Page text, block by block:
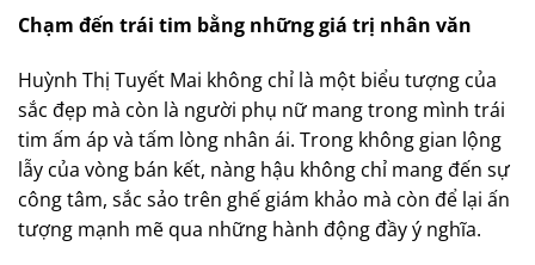
Chạm đến trái tim bằng những giá trị nhân văn
Huỳnh Thị Tuyết Mai không chỉ là một biểu tượng của
sắc đẹp mà còn là người phụ nữ mang trong mình trái
tim ấm áp và tấm lòng nhân ái. Trong không gian lộng
lẫy của vòng bán kết, nàng hậu không chỉ mang đến sự
công tâm, sắc sảo trên ghế giám khảo mà còn để lại ấn
tượng mạnh mẽ qua những hành động đầy ý nghĩa.